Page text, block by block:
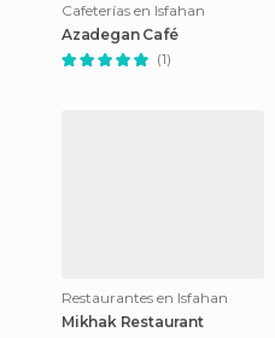
Cafeterías en Isfahan
Azadegan Café
(1)
Restaurantes en Isfahan
Mikhak Restaurant